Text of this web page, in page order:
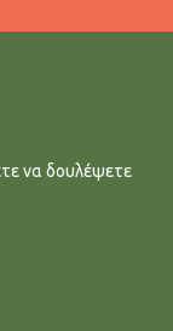
να δουλέψετε